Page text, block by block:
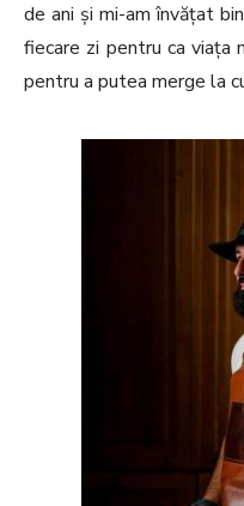
de ani și mi-am învățat
fiecare zi pentru ca viața
pentru a putea merge la